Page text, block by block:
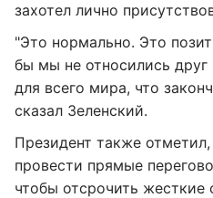
захотел лично
"Это нормально. Это
бы мы не относились друг
для всего мира, что
сказал Зеленский.
Президент также
провести прямые
чтобы отсрочить жесткие